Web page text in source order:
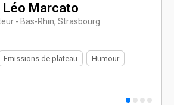
Léo Marcato
- Bas-Rhin, Strasbourg
Emissions de plateau Humour